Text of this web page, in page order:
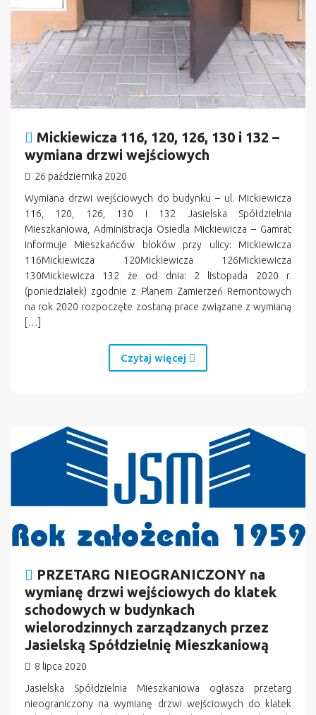
Mickiewicza 116, 120, 126, 130 i 132 –
wymiana drzwi wejściowych
26 października 2020
Wymiana drzwi wejściowych do budynku – ul. Mickiewicza
116, 120, 126, 130 i 132 Jasielska Spółdzielnia
Mieszkaniowa, Administracja Osiedla Mickiewicza – Gamrat
informuje Mieszkańców bloków przy ulicy: Mickiewicza
116Mickiewicza 120Mickiewicza 126Mickiewicza
130Mickiewicza 132 że od dnia: 2 listopada 2020 r.
(poniedziałek) zgodnie z Planem Zamierzeń Remontowych
na rok 2020 rozpoczęte zostaną prace związane z wymianą
[…]
Czytaj więcej
PRZETARG NIEOGRANICZONY na
wymianę drzwi wejściowych do klatek
schodowych w budynkach
wielorodzinnych zarządzanych przez
Jasielską Spółdzielnię Mieszkaniową
8 lipca 2020
Jasielska Spółdzielnia Mieszkaniowa ogłasza przetarg
nieograniczony na wymianę drzwi wejściowych do klatek